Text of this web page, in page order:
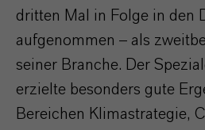
dritten Mal in Folge in den
aufgenommen – als
seiner Branche. Der
erzielte besonders gute
Bereichen Klimastrategie,